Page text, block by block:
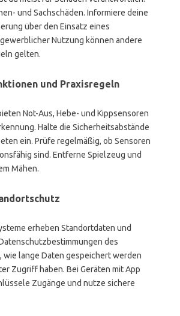
und Sachschäden. Informiere deine
über den Einsatz eines
Nutzung können andere
gelten.
und Praxisregeln
Not-Aus, Hebe- und Kippsensoren
Halte die Sicherheitsabstände
ein. Prüfe regelmäßig, ob Sensoren
sind. Entferne Spielzeug und
Mähen.
erheben Standortdaten und
des
wie lange Daten gespeichert werden
Zugriff haben. Bei Geräten mit App
Zugänge und nutze sichere